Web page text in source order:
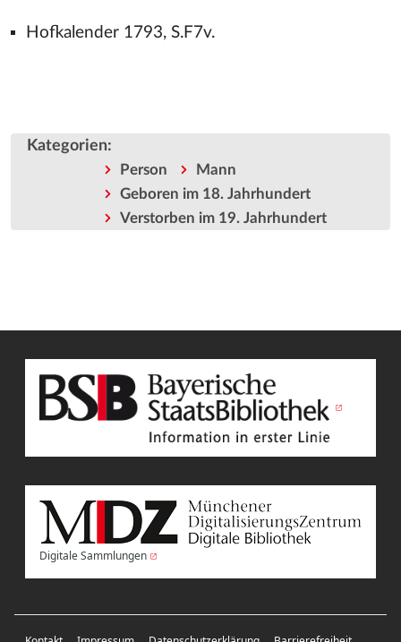
Hofkalender 1793, S.F7v.
Kategorien:
Person
Mann
Geboren im 18. Jahrhundert
Verstorben im 19. Jahrhundert
Digitale Sammlungen